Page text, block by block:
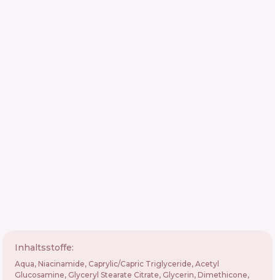
Inhaltsstoffe:
Aqua, Niacinamide, Caprylic/Capric Triglyceride, Acetyl
Glucosamine, Glyceryl Stearate Citrate, Glycerin, Dimethicone,